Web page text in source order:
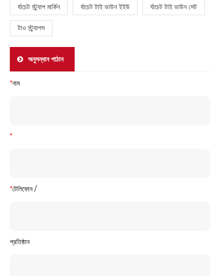
র্যাচেট স্ট্র্যাপ মার্কিন র্যাচেট টাই ডাউন ইইউ র্যাচেট টাই ডাউন সেট
টাও স্ট্র্যাপস
অনুসন্ধান পাঠান
*নাম
*
*টেলিফোন /
প্রতিষ্ঠান